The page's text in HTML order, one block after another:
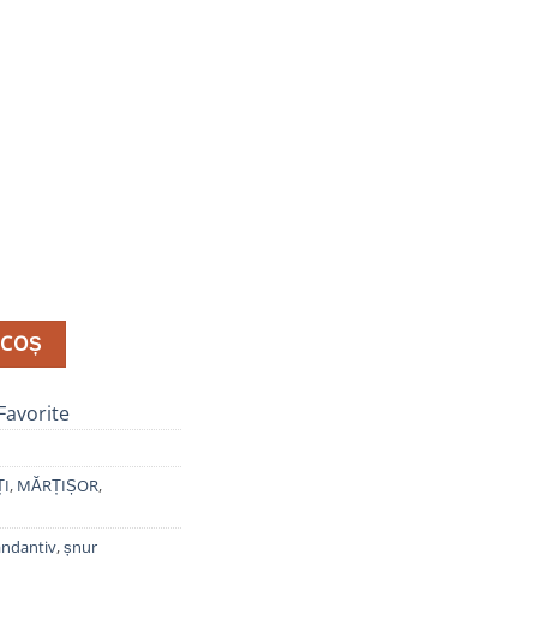
Pisică, B11537
, MĂRȚIȘOR,
,șnur